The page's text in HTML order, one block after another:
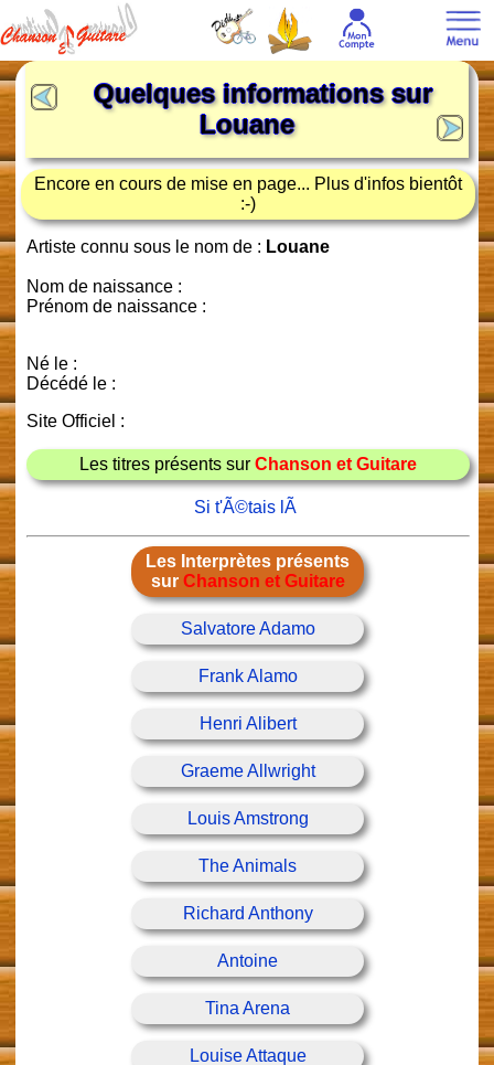
Quelques informations sur
Louane
Encore en cours de mise en page... Plus d'infos bientôt
:-)
Artiste connu sous le nom de : Louane
Nom de naissance :
Prénom de naissance :
Né le :
Décédé le :
Site Officiel :
Les titres présents sur Chanson et Guitare
Si t'Ã©tais lÃ
Les Interprètes présents
sur Chanson et Guitare
Salvatore Adamo
Frank Alamo
Henri Alibert
Graeme Allwright
Louis Amstrong
The Animals
Richard Anthony
Antoine
Tina Arena
Louise Attaque